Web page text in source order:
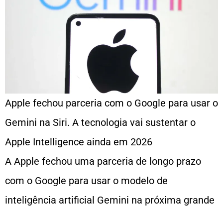
Apple fechou parceria com o Google para usar o
Gemini na Siri. A tecnologia vai sustentar o
Apple Intelligence ainda em 2026
A Apple fechou uma parceria de longo prazo
com o Google para usar o modelo de
inteligência artificial Gemini na próxima grande